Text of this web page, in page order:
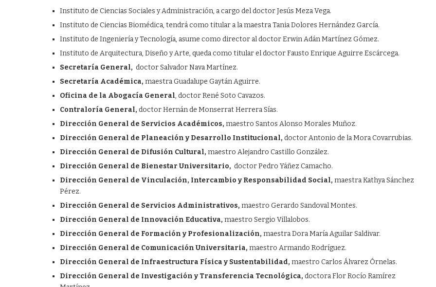
Instituto de Ciencias Sociales y Administración, a cargo del doctor Jesús Meza Vega.
Instituto de Ciencias Biomédica, tendrá como titular a la maestra Tania Dolores Hernández García.
Instituto de Ingeniería y Tecnología, asume como director al doctor Erwin Adán Martínez Gómez.
Instituto de Arquitectura, Diseño y Arte, queda como titular el doctor Fausto Enrique Aguirre Escárcega.
Secretaría General, doctor Salvador Nava Martínez.
Secretaría Académica, maestra Guadalupe Gaytán Aguirre.
Oficina de la Abogacía General, doctor René Soto Cavazos.
Contraloría General, doctor Hernán de Monserrat Herrera Sías.
Dirección General de Servicios Académicos, maestro Santos Alonso Morales Muñoz.
Dirección General de Planeación y Desarrollo Institucional, doctor Antonio de la Mora Covarrubias.
Dirección General de Difusión Cultural, maestro Alejandro Castillo González.
Dirección General de Bienestar Universitario, doctor Pedro Yáñez Camacho.
Dirección General de Vinculación, Intercambio y Responsabilidad Social, maestra Kathya Sánchez
Pérez.
Dirección General de Servicios Administrativos, maestro Gerardo Sandoval Montes.
Dirección General de Innovación Educativa, maestro Sergio Villalobos.
Dirección General de Formación y Profesionalización, maestra Dora María Aguilar Saldivar.
Dirección General de Comunicación Universitaria, maestro Armando Rodríguez.
Dirección General de Infraestructura Física y Sustentabilidad, maestro Carlos Álvarez Órnelas.
Dirección General de Investigación y Transferencia Tecnológica, doctora Flor Rocío Ramírez